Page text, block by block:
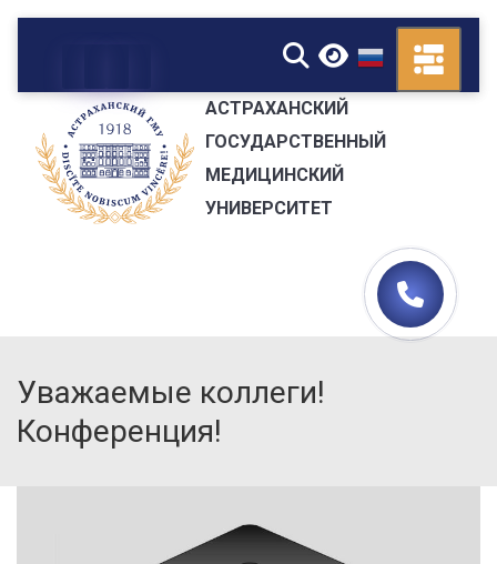
▼
АСТРАХАНСКИЙ
ГОСУДАРСТВЕННЫЙ
МЕДИЦИНСКИЙ
УНИВЕРСИТЕТ
Уважаемые коллеги!
Конференция!